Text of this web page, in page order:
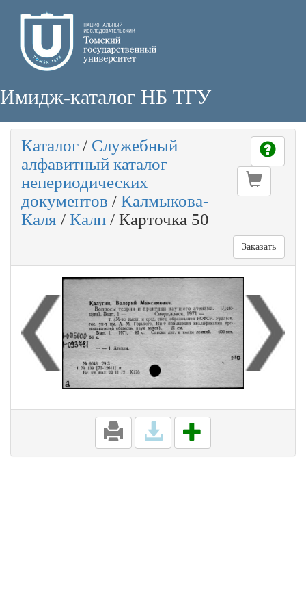
Имидж-каталог НБ ТГУ
Каталог / Служебный
алфавитный каталог
непериодических
документов / Калмыкова-
Каля / Калп / Карточка 50
Заказать